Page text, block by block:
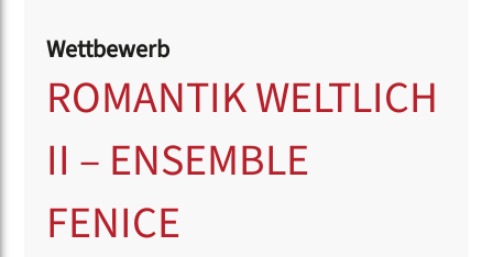
Wettbewerb
ROMANTIK WELTLICH
II – ENSEMBLE
FENICE